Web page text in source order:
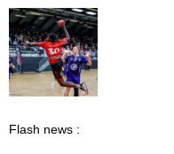
Flash news :